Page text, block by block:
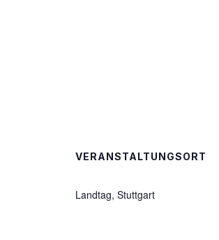
VERANSTALTUNGSORT
Landtag, Stuttgart